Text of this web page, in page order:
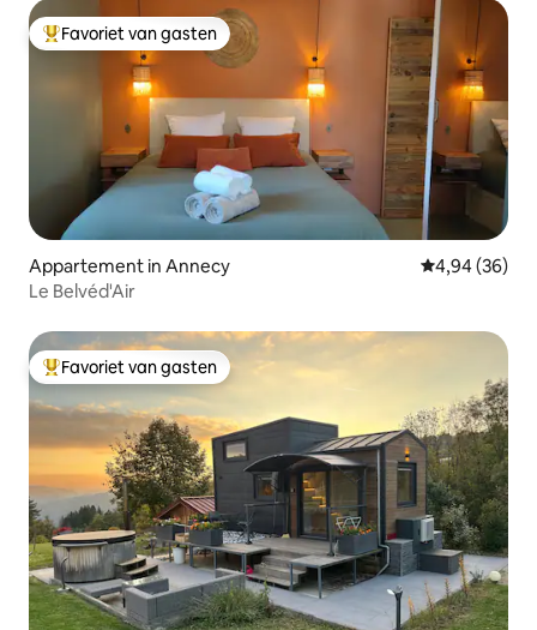
Topfavoriet van gasten
Favoriet van gasten
Appartement in Annecy Gemiddelde
4,94 (36)
Le Belvéd'Air
Topfavoriet van gasten
Favoriet van gasten